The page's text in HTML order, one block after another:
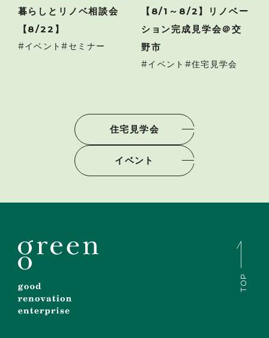
暮らしとリノベ相談会
【8/22】
イベント セミナー
【8/1～8/2】リノベー
ション完成見学会＠交
野市
イベント 住宅見学会
住宅見学会
イベント
TOP